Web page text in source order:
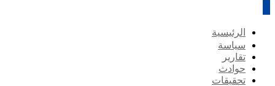
الرئيسية
سياسة
تقارير
حوادث
تحقيقات